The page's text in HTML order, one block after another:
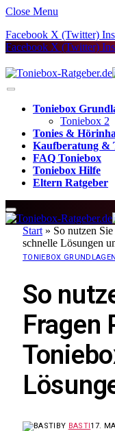
Close Menu
Facebook X (Twitter)
Facebook X (Twitter)
Toniebox
Toniebox 2
Tonies &
Kaufberatung &
FAQ Toniebox
Toniebox Hilfe
Eltern Ratgeber
Start » So nutzen
schnelle Lösungen
TONIEBOX GRUNDLAGEN
So
Fragen
BY BASTI17.